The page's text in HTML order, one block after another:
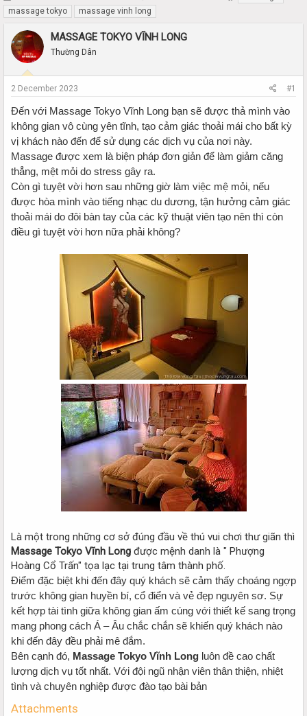
h
r
e
a
d
a
r
e
r
t
a
r
massage tokyo
massage vinh long
MASSAGE TOKYO VĨNH LONG
Thường Dân
2 December 2023 #1
Đến với Massage Tokyo Vĩnh Long bạn sẽ được thả mình vào
không gian vô cùng yên tĩnh, tạo cảm giác thoải mái cho bất kỳ
vị khách nào đến để sử dụng các dịch vụ của nơi này.
Massage được xem là biện pháp đơn giản để làm giảm căng
thẳng, mệt mỏi do stress gây ra.
Còn gì tuyệt vời hơn sau những giờ làm việc mệ mỏi, nếu
được hòa mình vào tiếng nhạc du dương, tận hưởng cảm giác
thoải mái do đôi bàn tay của các kỹ thuật viên tạo nên thì còn
điều gì tuyệt vời hơn nữa phải không?
Là một trong những cơ sở đúng đầu về thú vui chơi thư giãn thì
Massage Tokyo Vĩnh Long được mệnh danh là " Phượng
Hoàng Cổ Trấn" tọa lạc tại trung tâm thành phố.
Điểm đặc biệt khi đến đây quý khách sẽ cảm thấy choáng ngợp
trước không gian huyền bí, cổ điển và vẻ đẹp nguyên sơ. Sự
kết hợp tài tình giữa không gian ấm cúng với thiết kế sang trọng
mang phong cách Á – Âu chắc chắn sẽ khiến quý khách nào
khi đến đây đều phải mê đắm.
Bên cạnh đó, Massage Tokyo Vĩnh Long luôn đề cao chất
lượng dịch vụ tốt nhất. Với đội ngũ nhận viên thân thiện, nhiệt
tình và chuyên nghiệp được đào tạo bài bản
Attachments